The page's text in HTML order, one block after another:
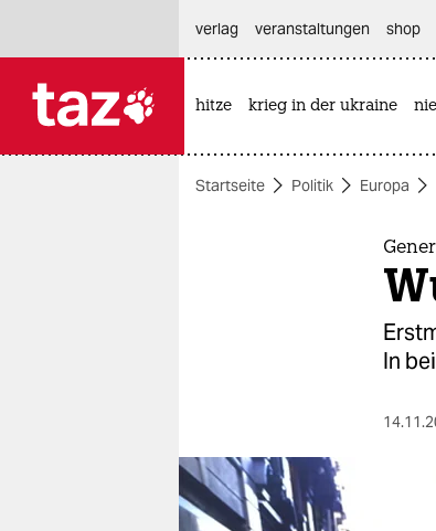
themen
berlin
verlag
veranstaltungen shop
hitze krieg in der ukraine
Startseite Politik Europa
In